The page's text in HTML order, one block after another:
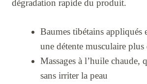
dégradation rapide du produit.
Baumes tibétains appliqués
une détente musculaire plus
Massages à l’huile chaude,
sans irriter la peau